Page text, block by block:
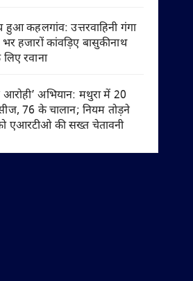
हुआ कहलगांव: उत्तरवाहिनी गंगा
हजारों कांवड़िए बासुकीनाथ
रवाना
आरोही’ अभियान: मथुरा में 20
76 के चालान; नियम तोड़ने
एआरटीओ की सख्त चेतावनी